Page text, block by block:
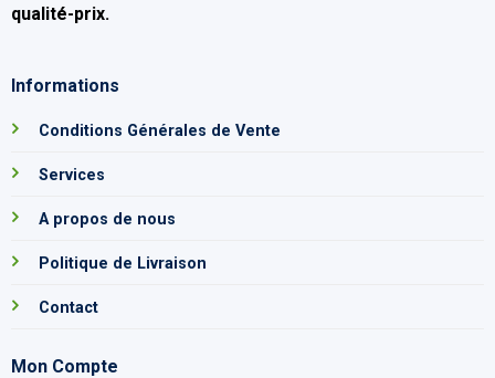
qualité-prix.
Informations
Conditions Générales de Vente
Services
A propos de nous
Politique de Livraison
Contact
Mon Compte